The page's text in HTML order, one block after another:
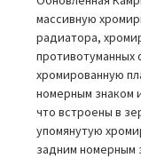
массивную
радиатора,
противотуманных
хромированную
номерным знаком
что встроены в
упомянутую
задним номерным